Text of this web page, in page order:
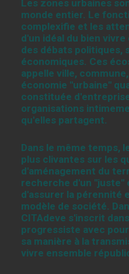
Les zones urbaines
monde entier. Le
complexifie et les
d'un idéal du bien
des débats politiques,
économiques. Ces
appelle ville,
économie "urbaine"
constituée
organisations
qu'elles partagent.
Dans le même temps,
plus clivantes sur les
d'aménagement du
recherche d'un "juste"
d'assurer la pérennité
modèle de société.
CITAdeve s'inscrit
progressiste avec
sa manière à la
vivre ensemble